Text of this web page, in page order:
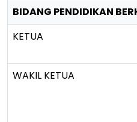
BIDANG PENDIDIKAN
KETUA
WAKIL KETUA